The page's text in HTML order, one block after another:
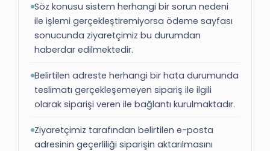
Söz konusu sistem herhangi bir sorun nedeni
ile işlemi gerçekleştiremiyorsa ödeme sayfası
sonucunda ziyaretçimiz bu durumdan
haberdar edilmektedir.
Belirtilen adreste herhangi bir hata durumunda
teslimatı gerçekleşemeyen sipariş ile ilgili
olarak siparişi veren ile bağlantı kurulmaktadır.
Ziyaretçimiz tarafından belirtilen e-posta
adresinin geçerliliği siparişin aktarılmasını